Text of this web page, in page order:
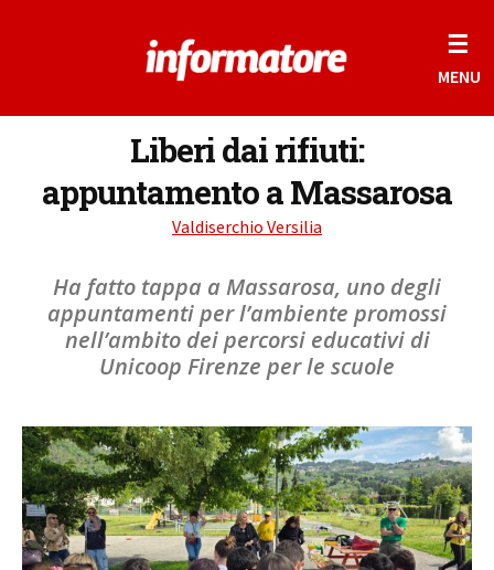
☰
MENU
Liberi dai rifiuti:
appuntamento a Massarosa
Valdiserchio Versilia
Ha fatto tappa a Massarosa, uno degli
appuntamenti per l’ambiente promossi
nell’ambito dei percorsi educativi di
Unicoop Firenze per le scuole